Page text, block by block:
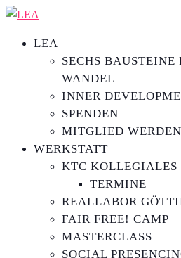
LEA
SECHS
WANDEL
INNER
SPENDEN
MITGLIED
WERKSTATT
KTC
TERMINE
REALLABOR
FAIR FREE! CAMP
MASTERCLASS
SOCIAL